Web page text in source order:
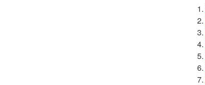
1.
2.
3.
4.
5.
6.
7.